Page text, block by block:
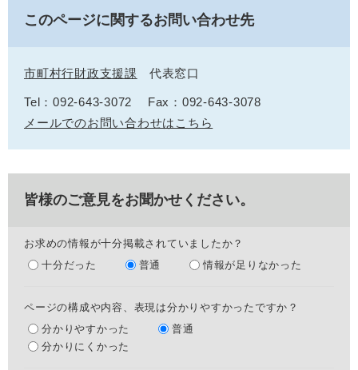
このページに関するお問い合わせ先
市町村行財政支援課 代表窓口
Tel：092-643-3072
Fax：092-643-3078
メールでのお問い合わせはこちら
皆様のご意見をお聞かせください。
お求めの情報が十分掲載されていましたか？
十分だった
普通 情報が足りなかった
ページの構成や内容、表現は分かりやすかったですか？
分かりやすかった
普通
分かりにくかった